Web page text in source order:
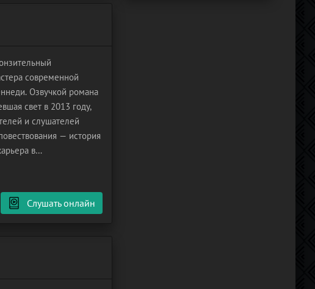
современной
Озвучкой романа
свет в 2013 году,
и слушателей
— история
в
Слушать онлайн